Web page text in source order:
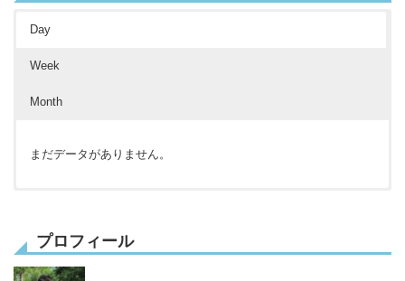
Day
Week
Month
まだデータがありません。
プロフィール